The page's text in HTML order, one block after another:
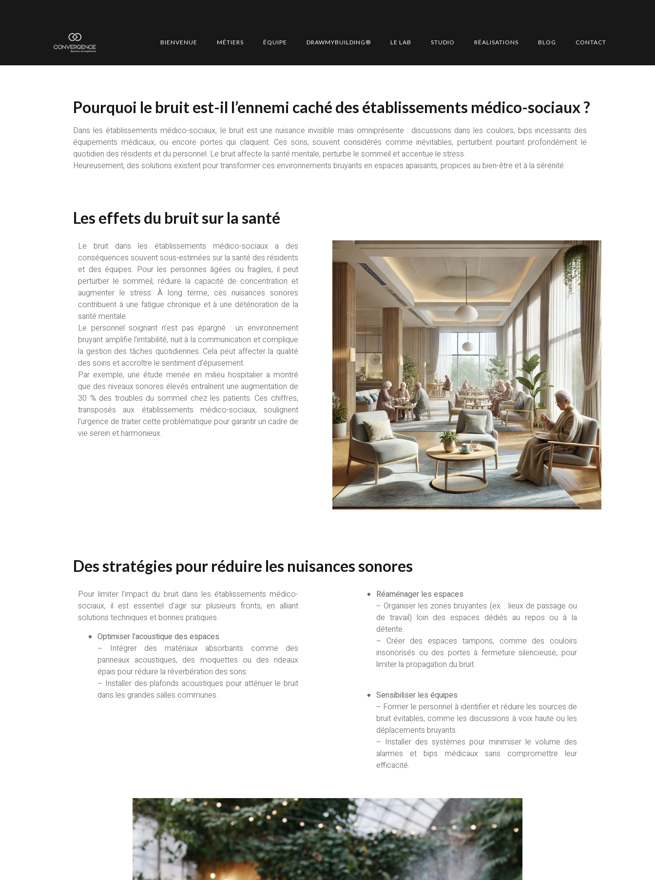
médico-sociaux ?
BIENVENUE MÉTIERS ÉQUIPE DRAWMYBUILDING® LE LAB STUDIO RÉALISATIONS BLOG CONTACT
Pourquoi le bruit est-il l’ennemi caché des établissements médico-sociaux ?
Dans les établissements médico-sociaux, le bruit est une nuisance invisible mais omniprésente : discussions dans les couloirs, bips incessants des
équipements médicaux, ou encore portes qui claquent. Ces sons, souvent considérés comme inévitables, perturbent pourtant profondément le
quotidien des résidents et du personnel. Le bruit affecte la santé mentale, perturbe le sommeil et accentue le stress.
Heureusement, des solutions existent pour transformer ces environnements bruyants en espaces apaisants, propices au bien-être et à la sérénité.
Les effets du bruit sur la santé
Le bruit dans les établissements médico-sociaux a des
conséquences souvent sous-estimées sur la santé des résidents
et des équipes. Pour les personnes âgées ou fragiles, il peut
perturber le sommeil, réduire la capacité de concentration et
augmenter le stress. À long terme, ces nuisances sonores
contribuent à une fatigue chronique et à une détérioration de la
santé mentale.
Le personnel soignant n’est pas épargné : un environnement
bruyant amplifie l’irritabilité, nuit à la communication et complique
la gestion des tâches quotidiennes. Cela peut affecter la qualité
des soins et accroître le sentiment d’épuisement.
Par exemple, une étude menée en milieu hospitalier a montré
que des niveaux sonores élevés entraînent une augmentation de
30 % des troubles du sommeil chez les patients. Ces chiffres,
transposés aux établissements médico-sociaux, soulignent
l’urgence de traiter cette problématique pour garantir un cadre de
vie serein et harmonieux.
Des stratégies pour réduire les nuisances sonores
Pour limiter l’impact du bruit dans les établissements médico-
sociaux, il est essentiel d’agir sur plusieurs fronts, en alliant
solutions techniques et bonnes pratiques.
Optimiser l’acoustique des espaces
– Intégrer des matériaux absorbants comme des
panneaux acoustiques, des moquettes ou des rideaux
épais pour réduire la réverbération des sons.
– Installer des plafonds acoustiques pour atténuer le bruit
dans les grandes salles communes.
Réaménager les espaces
– Organiser les zones bruyantes (ex. : lieux de passage ou
de travail) loin des espaces dédiés au repos ou à la
détente.
– Créer des espaces tampons, comme des couloirs
insonorisés ou des portes à fermeture silencieuse, pour
limiter la propagation du bruit.
Sensibiliser les équipes
– Former le personnel à identifier et réduire les sources de
bruit évitables, comme les discussions à voix haute ou les
déplacements bruyants.
– Installer des systèmes pour minimiser le volume des
alarmes et bips médicaux sans compromettre leur
efficacité.